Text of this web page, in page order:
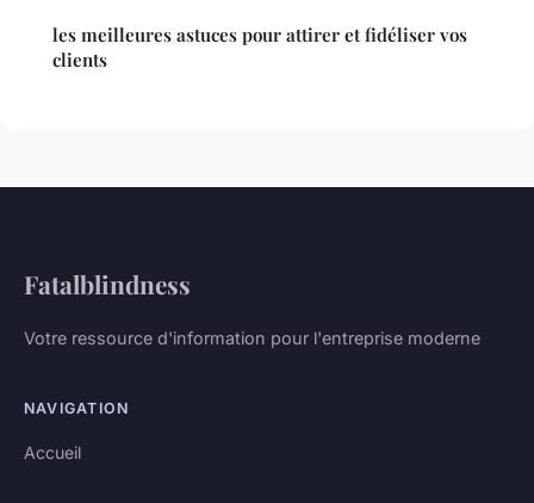
les meilleures astuces pour attirer et fidéliser vos
clients
Fatalblindness
Votre ressource d'information pour l'entreprise moderne
NAVIGATION
Accueil